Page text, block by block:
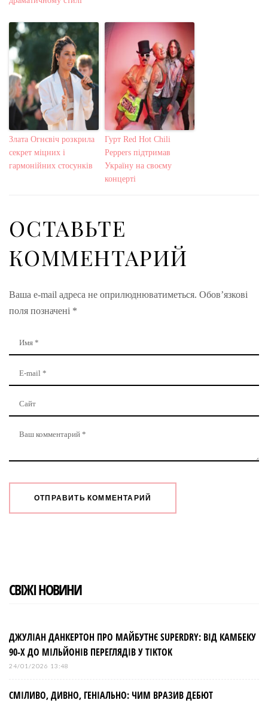
Злата Огнєвіч розкрила
секрет міцних і
гармонійних стосунків
Гурт Red Hot Chili
Peppers підтримав
Україну на своєму
концерті
ОСТАВЬТЕ
КОММЕНТАРИЙ
Ваша e-mail адреса не оприлюднюватиметься. Обов’язкові
поля позначені *
СВІЖІ НОВИНИ
ДЖУЛІАН ДАНКЕРТОН ПРО МАЙБУТНЄ SUPERDRY: ВІД КАМБЕКУ
90-Х ДО МІЛЬЙОНІВ ПЕРЕГЛЯДІВ У TIKTOK
24/01/2026 13:48
СМІЛИВО, ДИВНО, ГЕНІАЛЬНО: ЧИМ ВРАЗИВ ДЕБЮТ